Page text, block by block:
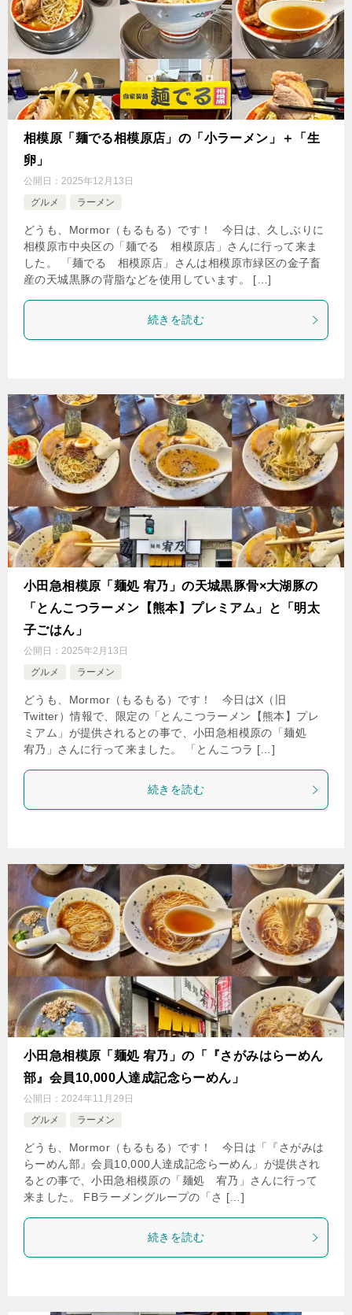
相模原「麺でる相模原店」の「小ラーメン」＋「生
卵」
公開日： 2025年12月13日
グルメ
ラーメン
どうも、Mormor（もるもる）です！ 今日は、久しぶりに
相模原市中央区の「麺でる 相模原店」さんに行って来ま
した。 「麺でる 相模原店」さんは相模原市緑区の金子畜
産の天城黒豚の背脂などを使用しています。 […]
続きを読む
小田急相模原「麺処 宥乃」の天城黒豚骨×大湖豚の
「とんこつラーメン【熊本】プレミアム」と「明太
子ごはん」
公開日： 2025年2月13日
グルメ
ラーメン
どうも、Mormor（もるもる）です！ 今日はX（旧
Twitter）情報で、限定の「とんこつラーメン【熊本】プレ
ミアム」が提供されるとの事で、小田急相模原の「麺処
宥乃」さんに行って来ました。 「とんこつラ […]
続きを読む
小田急相模原「麺処 宥乃」の「『さがみはらーめん
部』会員10,000人達成記念らーめん」
公開日： 2024年11月29日
グルメ
ラーメン
どうも、Mormor（もるもる）です！ 今日は「『さがみは
らーめん部』会員10,000人達成記念らーめん」が提供され
るとの事で、小田急相模原の「麺処 宥乃」さんに行って
来ました。 FBラーメングループの「さ […]
続きを読む